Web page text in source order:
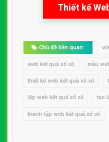
Thiết kế
Chủ đề liên quan:
web kết quả xổ số mẫu
thiết kế web kết quả xổ số
lập web kết quả xổ số tạo
thành lập web kết quả xổ số